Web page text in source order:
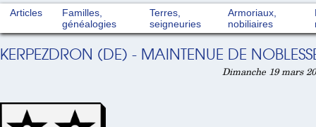
Articles
Familles,
généalogies
Terres,
seigneuries
Armoriaux,
nobiliaires
KERPEZDRON (DE) - MAINTENUE DE
Dimanche 19 mars